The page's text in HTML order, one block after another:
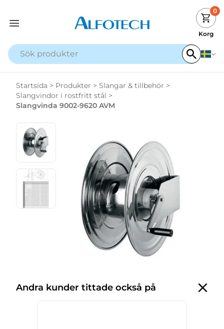
0
Korg
Startsida > Produkter > Slangar & tillbehör >
Slangvindor i rostfritt stål >
Slangvinda 9002-9620 AVM
Andra kunder tittade också på